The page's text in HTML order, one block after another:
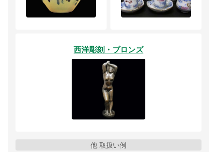
西洋彫刻・ブロンズ
他 取扱い例